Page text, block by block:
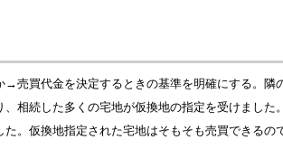
売買代金を決定するときの基準を明確にする。隣
相続した多くの宅地が仮換地の指定を受けまし
。仮換地指定された宅地はそもそも売買できる